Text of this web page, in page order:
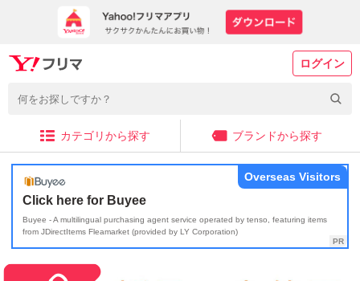
ログイン
カテゴリから探す ブランドから探す
Click here for Buyee
Buyee - A multilingual purchasing agent service operated by tenso, featuring items
from JDirectItems Fleamarket (provided by LY Corporation)
Overseas Visitors